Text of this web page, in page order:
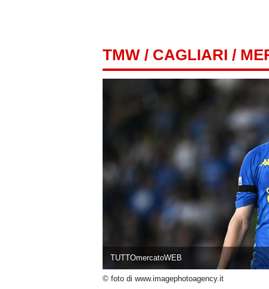
TMW / CAGLIARI /
TUTTOmercatoWEB
© foto di www.imagephotoagency.it